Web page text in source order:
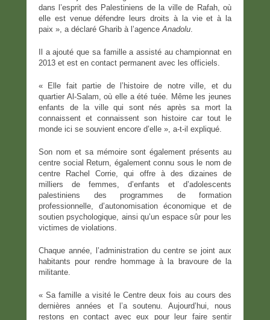
dans l’esprit des Palestiniens de la ville de Rafah, où
elle est venue défendre leurs droits à la vie et à la
paix », a déclaré Gharib à l’agenceAnadolu.
Il a ajouté que sa famille a assisté au championnat en
2013 et est en contact permanent avec les officiels.
« Elle fait partie de l’histoire de notre ville, et du
quartier Al-Salam, où elle a été tuée. Même les jeunes
enfants de la ville qui sont nés après sa mort la
connaissent et connaissent son histoire car tout le
monde ici se souvient encore d’elle », a-t-il expliqué.
Son nom et sa mémoire sont également présents au
centre social Return, également connu sous le nom de
centre Rachel Corrie, qui offre à des dizaines de
milliers de femmes, d’enfants et d’adolescents
palestiniens des programmes de formation
professionnelle, d’autonomisation économique et de
soutien psychologique, ainsi qu’un espace sûr pour les
victimes de violations.
Chaque année, l’administration du centre se joint aux
habitants pour rendre hommage à la bravoure de la
militante.
« Sa famille a visité le Centre deux fois au cours des
dernières années et l’a soutenu. Aujourd’hui, nous
restons en contact avec eux pour leur faire sentir